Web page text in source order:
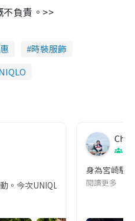
負責。>>
時裝服飾
。今次UNIQLO新出童裝速乾彈
Chui
身為宮崎駿
閱讀更多